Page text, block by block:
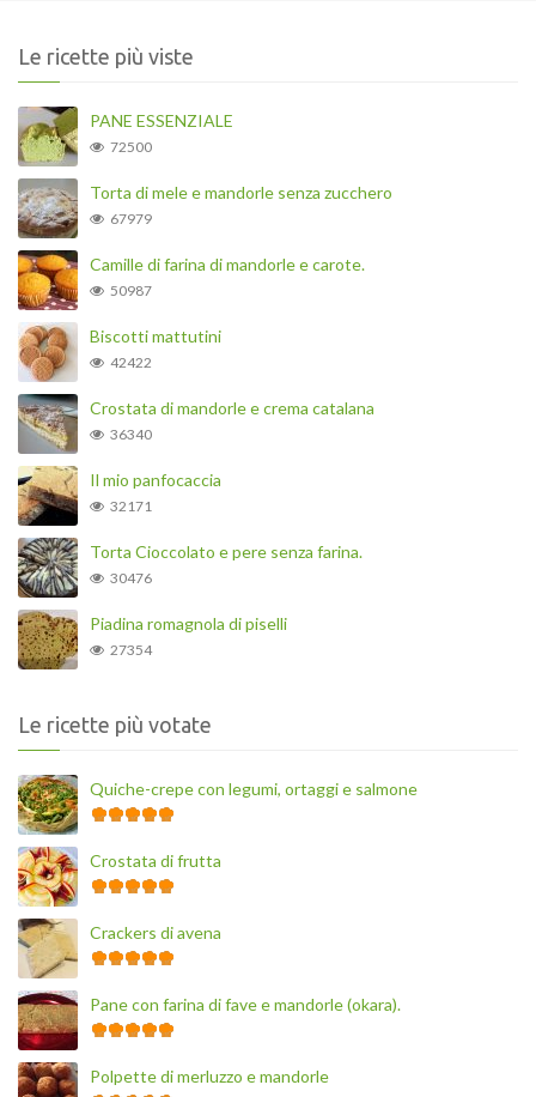
Le ricette più viste
PANE ESSENZIALE
72500
Torta di mele e mandorle senza zucchero
67979
Camille di farina di mandorle e carote.
50987
Biscotti mattutini
42422
Crostata di mandorle e crema catalana
36340
Il mio panfocaccia
32171
Torta Cioccolato e pere senza farina.
30476
Piadina romagnola di piselli
27354
Le ricette più votate
Quiche-crepe con legumi, ortaggi e salmone
Crostata di frutta
Crackers di avena
Pane con farina di fave e mandorle (okara).
Polpette di merluzzo e mandorle